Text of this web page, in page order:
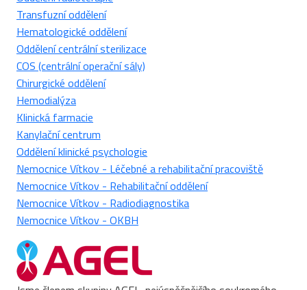
Transfuzní oddělení
Hematologické oddělení
Oddělení centrální sterilizace
COS (centrální operační sály)
Chirurgické oddělení
Hemodialýza
Klinická farmacie
Kanylační centrum
Oddělení klinické psychologie
Nemocnice Vítkov - Léčebné a rehabilitační pracoviště
Nemocnice Vítkov - Rehabilitační oddělení
Nemocnice Vítkov - Radiodiagnostika
Nemocnice Vítkov - OKBH